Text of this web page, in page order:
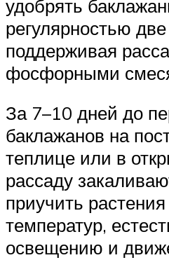
удобрять
регулярностью
поддерживая
фосфорными
За 7–10 дней до
баклажанов на
теплице или в
рассаду
приучить
температур,
освещению и